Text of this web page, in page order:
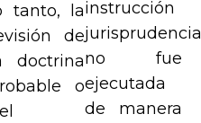
tanto, la
de
doctrina
o
instrucción
jurisprudencial
no fue
ejecutada
de manera